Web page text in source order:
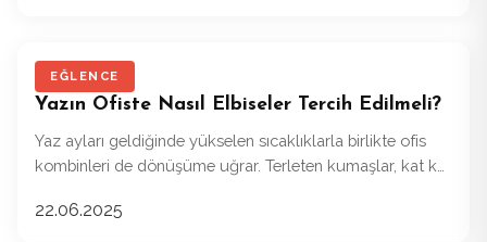
EĞLENCE
Yazın Ofiste Nasıl Elbiseler Tercih Edilmeli?
Yaz ayları geldiğinde yükselen sıcaklıklarla birlikte ofis
kombinleri de dönüşüme uğrar. Terleten kumaşlar, kat kat
kumaşlı ofis elbiselerine ve rahat kesimlere bırakır.
22.06.2025